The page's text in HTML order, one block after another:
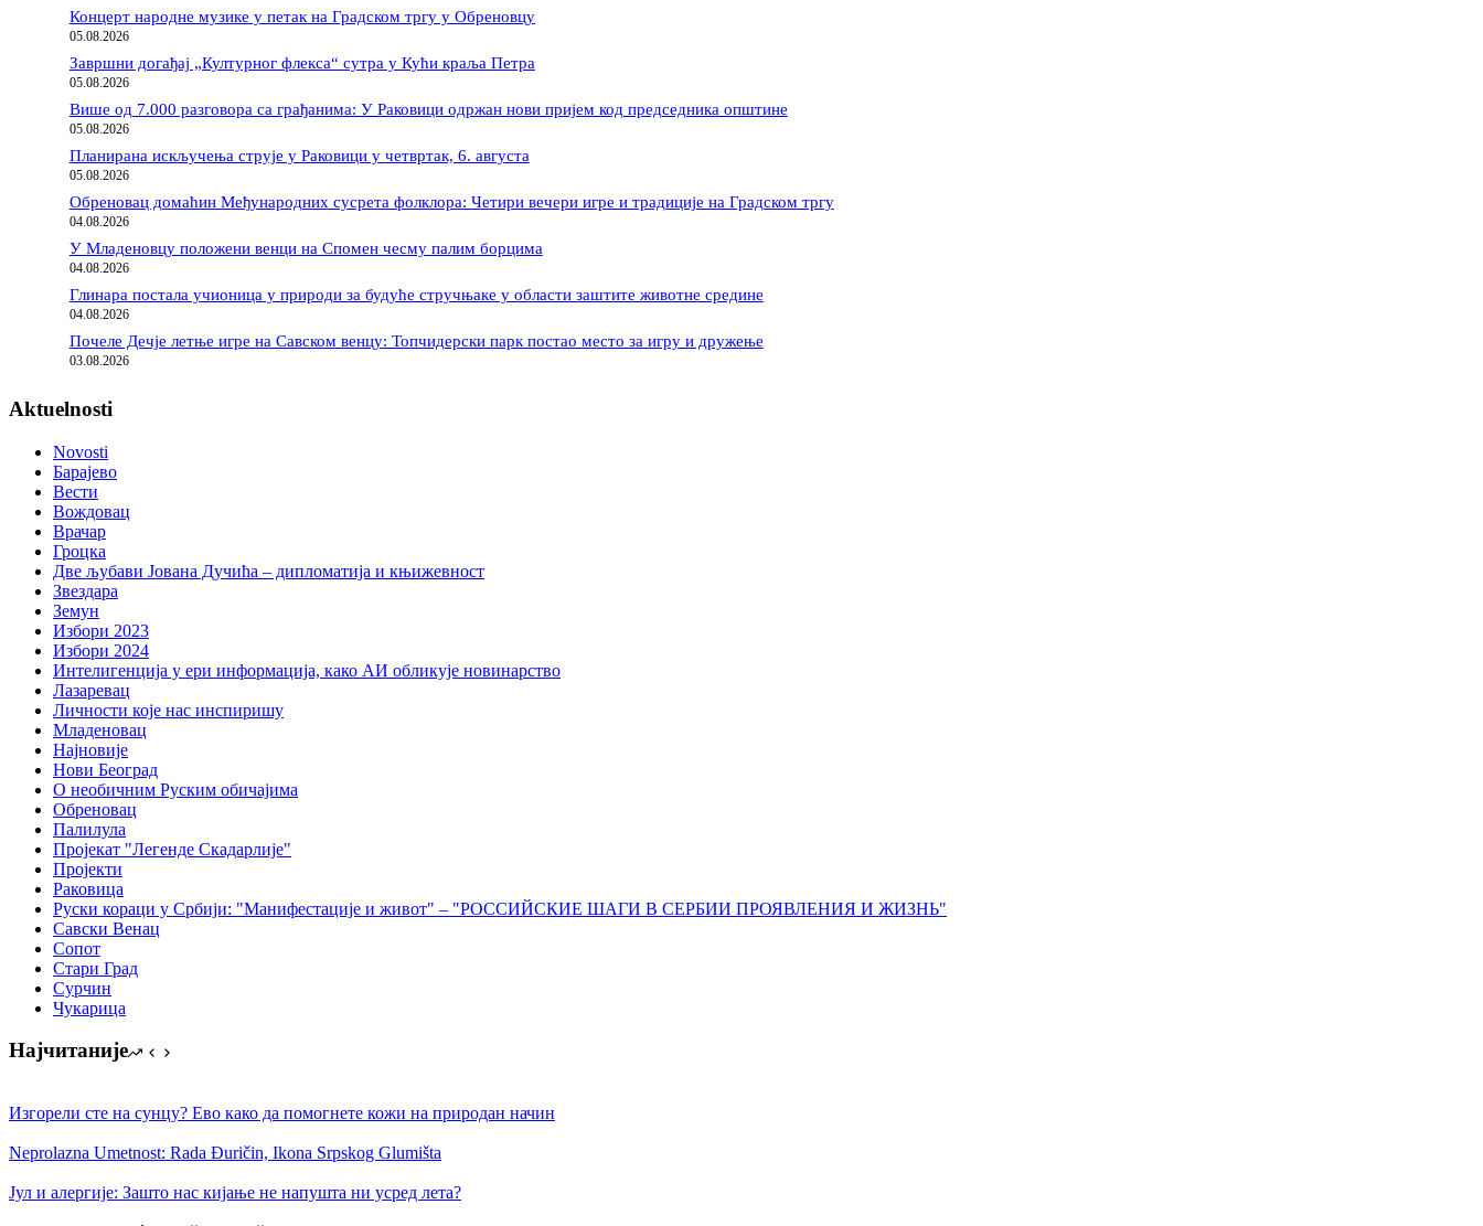
Концерт народне музике у петак на Градском тргу у Обреновцу
05.08.2026
Завршни догађај „Културног флекса“ сутра у Кући краља Петра
05.08.2026
Више од 7.000 разговора са грађанима: У Раковици одржан нови пријем код председника општине
05.08.2026
Планирана искључења струје у Раковици у четвртак, 6. августа
05.08.2026
Обреновац домаћин Међународних сусрета фолклора: Четири вечери игре и традиције на Градском тргу
04.08.2026
У Младеновцу положени венци на Спомен чесму палим борцима
04.08.2026
Глинара постала учионица у природи за будуће стручњаке у области заштите животне средине
04.08.2026
Почеле Дечје летње игре на Савском венцу: Топчидерски парк постао место за игру и дружење
03.08.2026
Aktuelnosti
Novosti
Барајево
Вести
Вождовац
Врачар
Гроцка
Две љубави Јована Дучића – дипломатија и књижевност
Звездара
Земун
Избори 2023
Избори 2024
Интелигенција у ери информација, како АИ обликује новинарство
Лазаревац
Личности које нас инспиришу
Младеновац
Најновије
Нови Београд
О необичним Руским обичајима
Обреновац
Палилула
Пројекат "Легенде Скадарлије"
Пројекти
Раковица
Руски кораци у Србији: "Манифестације и живот" – "РОССИЙСКИЕ ШАГИ В СЕРБИИ ПРОЯВЛЕНИЯ И ЖИЗНЬ"
Савски Венац
Сопот
Стари Град
Сурчин
Чукарица
Најчитаније
Изгорели сте на сунцу? Ево како да помогнете кожи на природан начин
Neprolazna Umetnost: Rada Đuričin, Ikonа Srpskog Glumištа
Јул и алергије: Зашто нас кијање не напушта ни усред лета?